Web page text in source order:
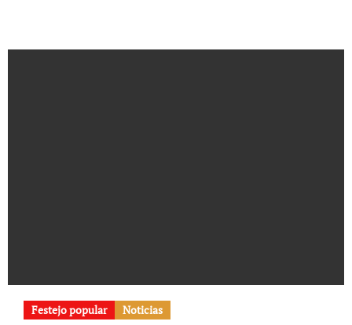
Festejo popular Noticias